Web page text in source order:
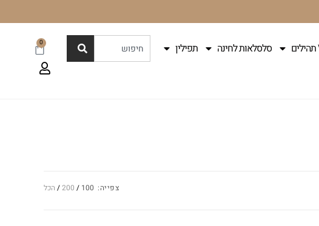
תהילים סלסלאות לחינה
תפילין
0
צפייה: 100
200 הכל